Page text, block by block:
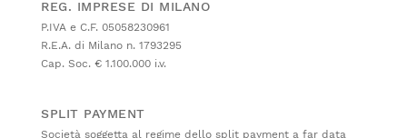
REG. IMPRESE DI MILANO
P.IVA e C.F. 05058230961
R.E.A. di Milano n. 1793295
Cap. Soc. € 1.100.000 i.v.
SPLIT PAYMENT
Società soggetta al regime dello split payment a far data